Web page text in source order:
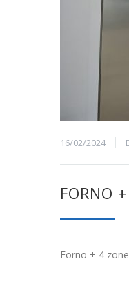
16/02/2024
FORNO
Forno + 4